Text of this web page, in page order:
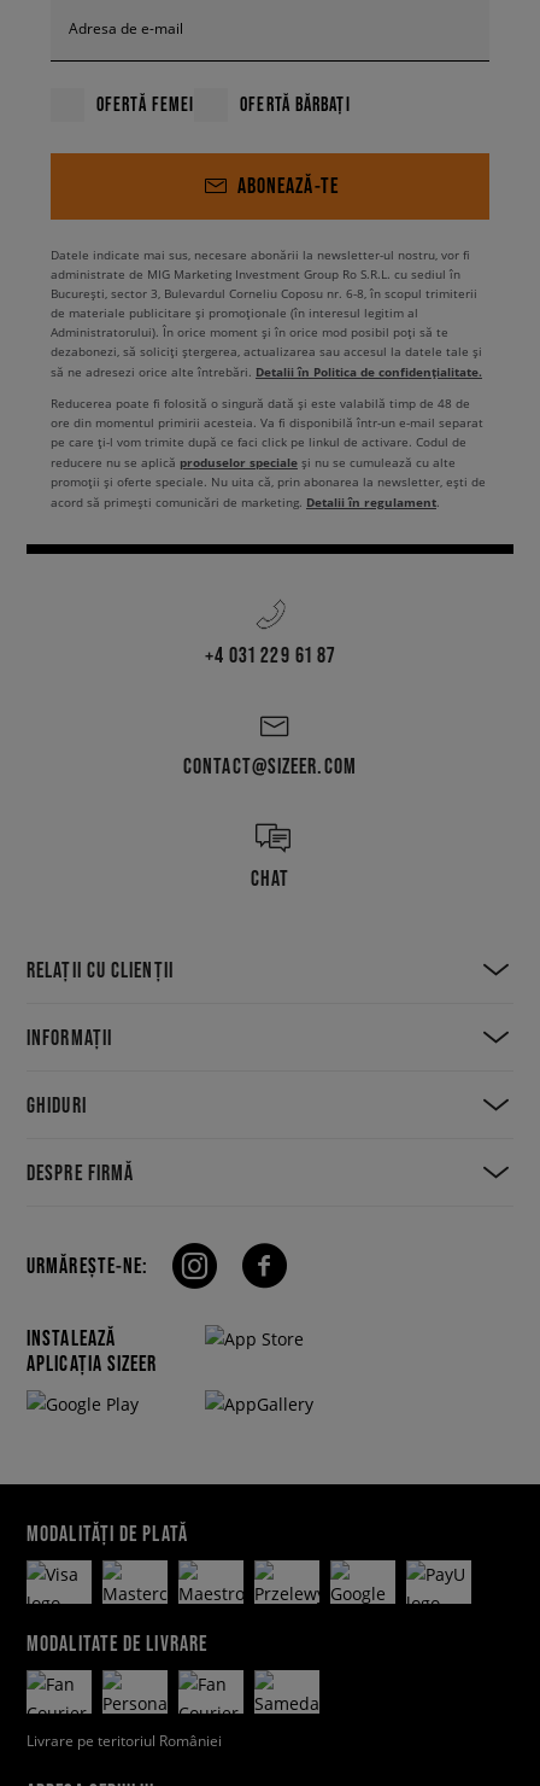
Adresa de e-mail
OFERTĂ FEMEI OFERTĂ BĂRBAȚI
ABONEAZĂ-TE
Datele indicate mai sus, necesare abonării la newsletter-ul nostru, vor fi
administrate de MIG Marketing Investment Group Ro S.R.L. cu sediul în
București, sector 3, Bulevardul Corneliu Coposu nr. 6-8, în scopul trimiterii
de materiale publicitare și promoționale (în interesul legitim al
Administratorului). În orice moment și în orice mod posibil poți să te
dezabonezi, să soliciți ștergerea, actualizarea sau accesul la datele tale și
să ne adresezi orice alte întrebări. Detalii în Politica de confidențialitate.
Reducerea poate fi folosită o singură dată și este valabilă timp de 48 de
ore din momentul primirii acesteia. Va fi disponibilă într-un e-mail separat
pe care ți-l vom trimite după ce faci click pe linkul de activare. Codul de
reducere nu se aplică produselor speciale și nu se cumulează cu alte
promoții și oferte speciale. Nu uita că, prin abonarea la newsletter, ești de
acord să primești comunicări de marketing. Detalii în regulament
+4 031 229 61 87
CONTACT@SIZEER.COM
CHAT
RELAȚII CU CLIENȚII
INFORMAȚII
GHIDURI
DESPRE FIRMĂ
URMĂREȘTE-NE:
INSTALEAZĂ
APLICAȚIA SIZEER
MODALITĂȚI DE PLATĂ
MODALITATE DE LIVRARE
Livrare pe teritoriul României